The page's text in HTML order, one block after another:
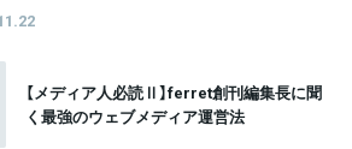
【メディア人必読Ⅱ】ferret創刊編集長に聞
く最強のウェブメディア運営法